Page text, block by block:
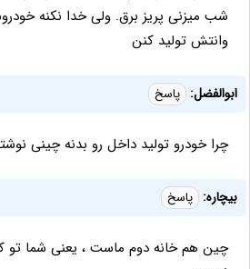
شب میزنی پریز برق. ولی خدا نکنه
وانتش تولید کنن
ابوالفضل: پاسخ
چرا خودرو تولید داخل رو بدنه چینی
بیچاره: پاسخ
چین هم خانه دوم ماست ، یعنی شما تو